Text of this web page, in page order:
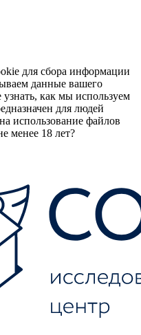
для сбора информации
данные вашего
как мы используем
для людей
использование файлов
менее 18 лет?